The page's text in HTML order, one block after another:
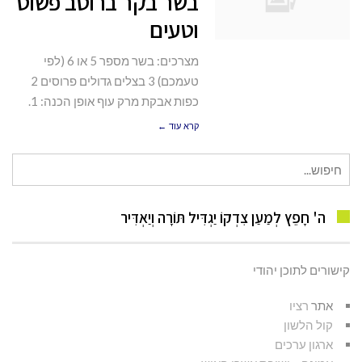
וטעים
מצרכים: בשר מספר 5 או 6 (לפי
טעמכם) 3 בצלים גדולים פרוסים 2
כפות אבקת מרק עוף אופן הכנה: 1.
קרא עוד ←
עבור:
ה' חָפֵץ לְמַעַן צִדְקוֹ יַגְדִּיל תּוֹרָה וְיַאְדִּיר
קישורים לתוכן יהודי
אתר רציו
קול הלשון
ארגון ערכים